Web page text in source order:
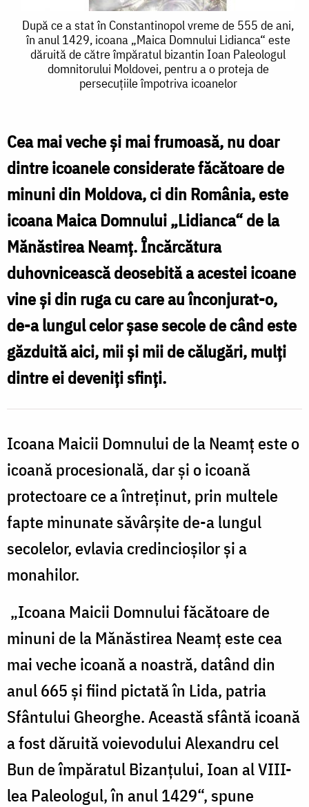
După
ce
Constantinopol
vreme
de
555
de
ani,
anul
1429,
icoana
„Maica
Domnului
Lidianca“
dăruită
de
către
împăratul
bizantin
Ioan
Paleologul
domnitorului
Moldovei,
pentru
a
o
proteja
de
După ce a stat în Constantinopol vreme de 555 de ani,
în anul 1429, icoana „Maica Domnului Lidianca“ este
dăruită de către împăratul bizantin Ioan Paleologul
domnitorului Moldovei, pentru a o proteja de
persecuţiile împotriva icoanelor
Cea mai veche şi mai frumoasă, nu doar
dintre icoanele considerate făcătoare de
minuni din Moldova, ci din România, este
icoana Maica Domnului „Lidianca“ de la
Mănăstirea Neamţ. Încărcătura
duhovnicească deosebită a acestei icoane
vine şi din ruga cu care au înconjurat-o,
de-a lungul celor şase secole de când este
găzduită aici, mii şi mii de călugări, mulţi
dintre ei deveniţi sfinţi.
Icoana Maicii Domnului de la Neamţ este o
icoană procesională, dar şi o icoană
protectoare ce a întreţinut, prin multele
fapte minunate săvârşite de-a lungul
secolelor, evlavia credincioşilor şi a
monahilor.
„Icoana Maicii Domnului făcătoare de
minuni de la Mănăstirea Neamţ este cea
mai veche icoană a noastră, datând din
anul 665 şi fiind pictată în Lida, patria
Sfântului Gheorghe. Această sfântă icoană
a fost dăruită voievodului Alexandru cel
Bun de împăratul Bizanţului, Ioan al VIII-
lea Paleologul, în anul 1429“, spune